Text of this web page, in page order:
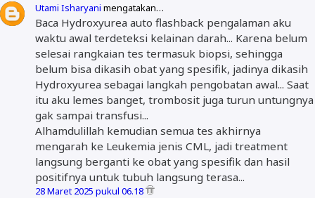
Utami Isharyani mengatakan…
Baca Hydroxyurea auto flashback pengalaman aku
waktu awal terdeteksi kelainan darah... Karena belum
selesai rangkaian tes termasuk biopsi, sehingga
belum bisa dikasih obat yang spesifik, jadinya dikasih
Hydroxyurea sebagai langkah pengobatan awal... Saat
itu aku lemes banget, trombosit juga turun untungnya
gak sampai transfusi...
Alhamdulillah kemudian semua tes akhirnya
mengarah ke Leukemia jenis CML, jadi treatment
langsung berganti ke obat yang spesifik dan hasil
positifnya untuk tubuh langsung terasa...
28 Maret 2025 pukul 06.18